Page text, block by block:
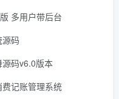
多用户带后台
源码
源码v6.0版本
费记账管理系统